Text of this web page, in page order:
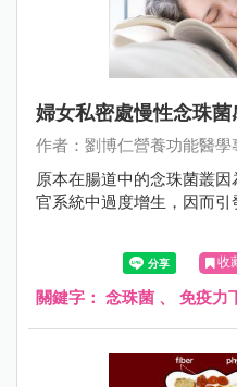
婦女私密處慢性念珠菌
作者：劉博仁營養功能醫學
原本在腸道中的念珠菌叢
官系統中過度增生，因而引
收
關鍵字： 念珠菌 、 免疫力